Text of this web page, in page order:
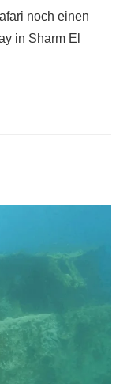
noch einen
in Sharm El